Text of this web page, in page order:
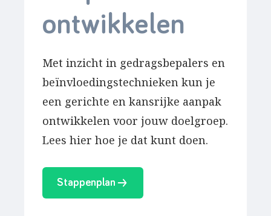
ontwikkelen
Met inzicht in gedragsbepalers en
beïnvloedingstechnieken kun je
een gerichte en kansrijke aanpak
ontwikkelen voor jouw doelgroep.
Lees hier hoe je dat kunt doen.
Stappenplan